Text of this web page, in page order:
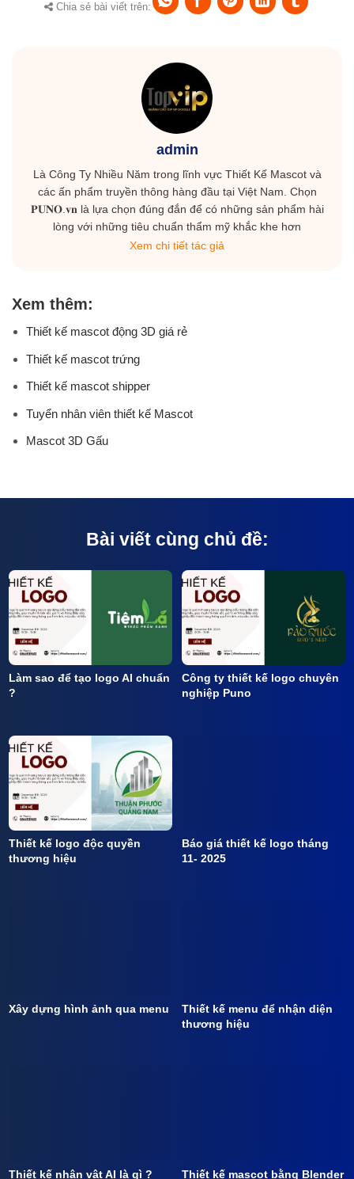
Chia sẻ bài viết trên:
admin
Là Công Ty Nhiều Năm trong lĩnh vực Thiết Kế Mascot và
các ấn phẩm truyền thông hàng đầu tại Việt Nam. Chọn
𝐏𝐔𝐍𝐎.𝐯𝐧 là lựa chọn đúng đắn để có những sản phẩm hài
lòng với những tiêu chuẩn thẩm mỹ khắc khe hơn
Xem chi tiết tác giả
Xem thêm:
Thiết kế mascot động 3D giá rẻ
Thiết kế mascot trứng
Thiết kế mascot shipper
Tuyển nhân viên thiết kế Mascot
Mascot 3D Gấu
Bài viết cùng chủ đề:
Làm sao để tạo logo AI chuẩn
?
Công ty thiết kế logo chuyên
nghiệp Puno
Thiết kế logo độc quyền
thương hiệu
Báo giá thiết kế logo tháng
11- 2025
Xây dựng hình ảnh qua menu
Thiết kế menu để nhận diện
thương hiệu
Thiết kế nhân vật AI là gì ? Thiết kế mascot bằng Blender